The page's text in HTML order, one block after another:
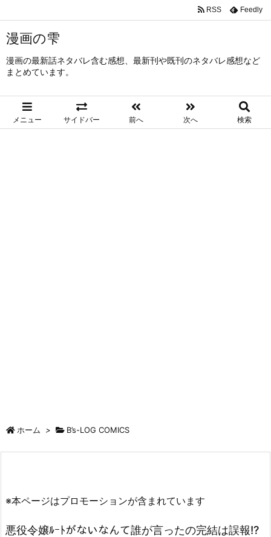
漫画の雫
漫画の最新話ネタバレ含む感想、最新刊や既刊のネタバレ感想など
まとめています。
メニュー サイドバー 前へ 次へ 検索
RSS Feedly
ホーム > B’s-LOG COMICS
※本ページはプロモーションが含まれています
悪役令嬢ﾙｰﾄがないなんて誰が言ったの完結は誤報!?